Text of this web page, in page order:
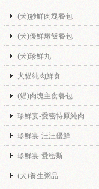
(犬)妙鮮肉塊餐包
(犬)優鮮燉飯餐包
(犬)珍鮮丸
犬貓純肉鮮食
(貓)肉塊主食餐包
珍鮮宴-愛密特原純肉
珍鮮宴-汪汪優鮮
珍鮮宴-愛密斯
(犬)養生粥品